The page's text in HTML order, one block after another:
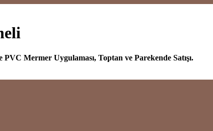
Mermer Uygulaması, Toptan ve Parekende Satışı.